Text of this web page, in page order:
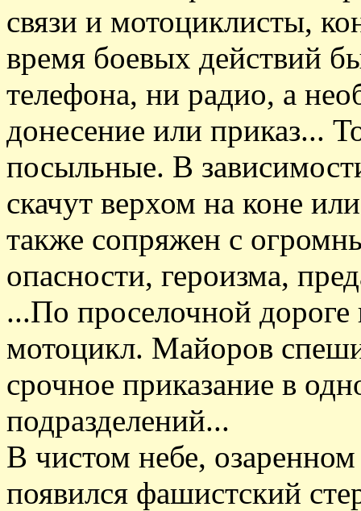
связи и мотоциклисты,
время боевых действий
телефона, ни радио, а
донесение или приказ...
посыльные. В
скачут верхом на коне
также сопряжен с
опасности, героизма,
...По проселочной дороге
мотоцикл. Майоров
срочное приказание в
подразделений...
В чистом небе,
появился фашистский